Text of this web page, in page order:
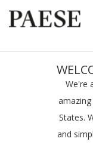
We're
States.
and